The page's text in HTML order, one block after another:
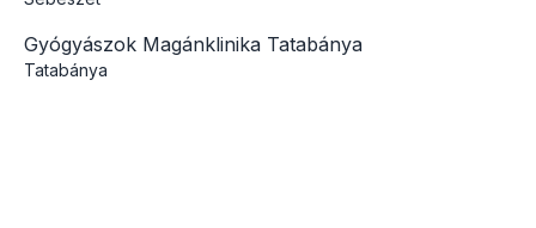
Gyógyászok Magánklinika Tatabánya
Tatabánya